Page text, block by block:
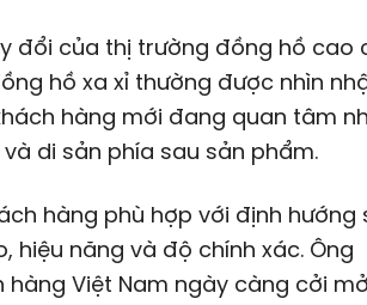
đổi của thị trường đồng hồ cao
hồ xa xỉ thường được nhìn
hàng mới đang quan tâm
di sản phía sau sản phẩm.
hàng phù hợp với định hướng
hiệu năng và độ chính xác. Ông
Việt Nam ngày càng cởi mở